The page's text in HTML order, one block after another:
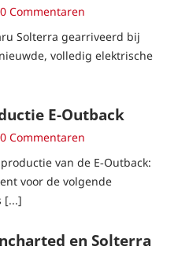
0 Commentaren
Solterra gearriveerd bij
volledig elektrische
E-Outback
0 Commentaren
van de E‑Outback:
voor de volgende
[...]
en Solterra